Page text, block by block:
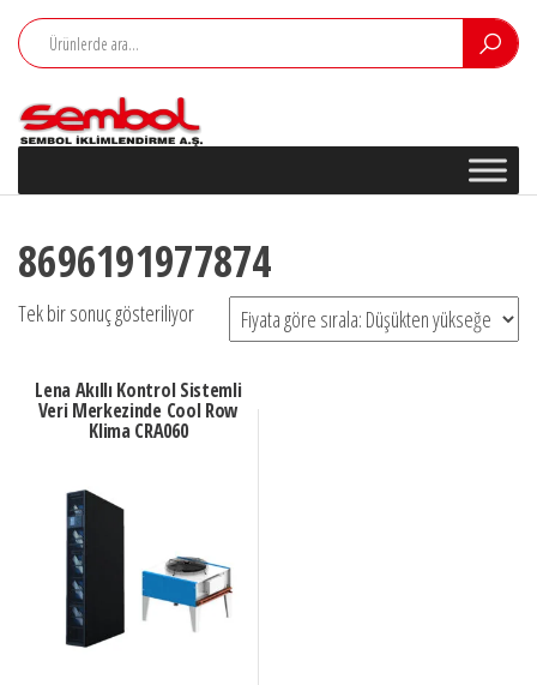
İçeriğe
atla
Electric
Yetkili
Satıcı
Bayisi
8696191977874
Tek bir sonuç gösteriliyor
Lena Akıllı Kontrol Sistemli
Veri Merkezinde Cool Row
Klima CRA060